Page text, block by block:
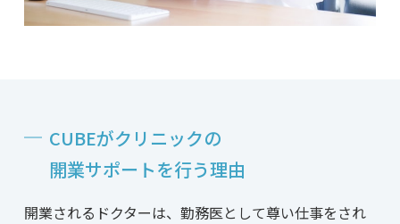
CUBEがクリニックの
開業サポートを行う理由
開業されるドクターは、勤務医として尊い仕事をされ